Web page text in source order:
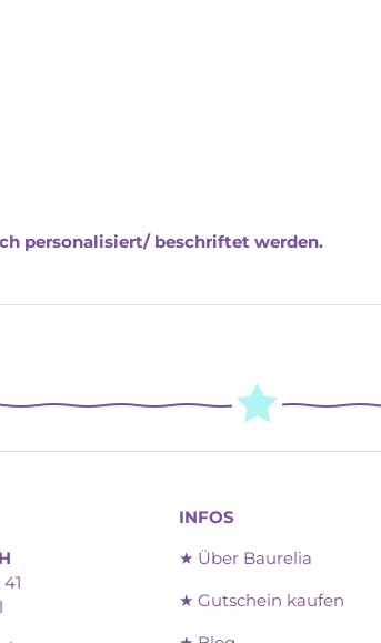
personalisiert/ beschriftet werden.
INFOS
★ Über Baurelia
★ Gutschein kaufen